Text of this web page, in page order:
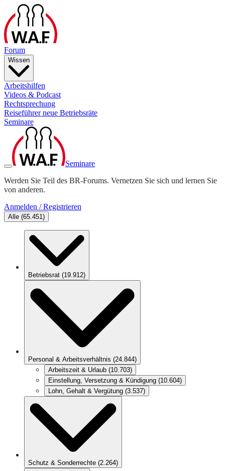
Forum
Wissen
Arbeitshilfen
Videos & Podcast
Rechtsprechung
Reiseführer neue Betriebsräte
Seminare
Seminare
Werden Sie Teil des BR-Forums. Vernetzen Sie sich und lernen Sie
von anderen.
Anmelden / Registrieren
Alle (65.451)
Betriebsrat (19.912)
Personal & Arbeitsverhältnis (24.844)
Arbeitszeit & Urlaub (10.703)
Einstellung, Versetzung & Kündigung (10.604)
Lohn, Gehalt & Vergütung (3.537)
Schutz & Sonderrechte (2.264)